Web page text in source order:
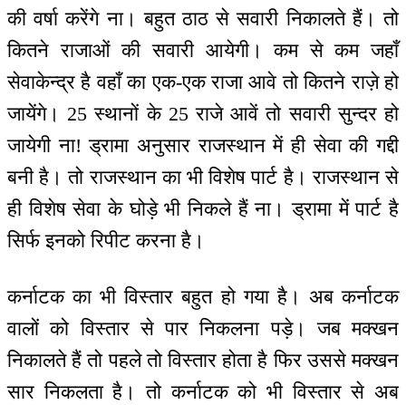
की वर्षा करेंगे ना। बहुत ठाठ से सवारी निकालते हैं। तो
कितने राजाओं की सवारी आयेगी। कम से कम जहाँ
सेवाकेन्द्र है वहाँ का एक-एक राजा आवे तो कितने राज़े हो
जायेंगे। 25 स्थानों के 25 राजे आवें तो सवारी सुन्दर हो
जायेगी ना! ड्रामा अनुसार राजस्थान में ही सेवा की गद्दी
बनी है। तो राजस्थान का भी विशेष पार्ट है। राजस्थान से
ही विशेष सेवा के घोड़े भी निकले हैं ना। ड्रामा में पार्ट है
सिर्फ इनको रिपीट करना है।
कर्नाटक का भी विस्तार बहुत हो गया है। अब कर्नाटक
वालों को विस्तार से पार निकलना पड़े। जब मक्खन
निकालते हैं तो पहले तो विस्तार होता है फिर उससे मक्खन
सार निकलता है। तो कर्नाटक को भी विस्तार से अब